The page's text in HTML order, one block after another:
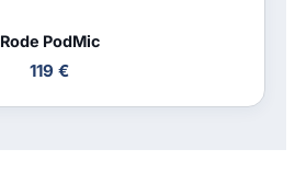
Rode PodMic
119 €